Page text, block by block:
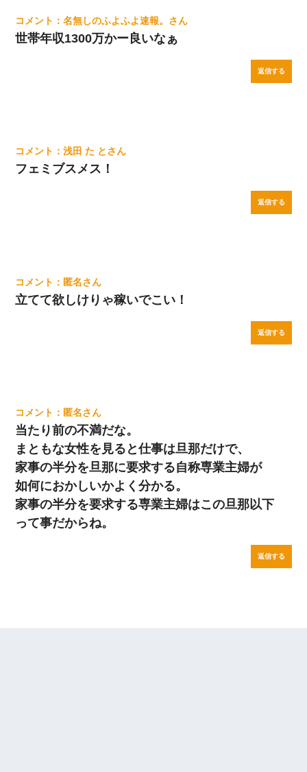
名無しのふよふよ速報。
世帯年収1300万かー良いなぁ
返信する
浅田 た と
フェミブスメス！
返信する
匿名
立てて欲しけりゃ稼いでこい！
返信する
匿名
当たり前の不満だな。
まともな女性を見ると仕事は旦那だけで、
家事の半分を旦那に要求する自称専業主婦が
如何におかしいかよく分かる。
家事の半分を要求する専業主婦はこの旦那以下
って事だからね。
返信する